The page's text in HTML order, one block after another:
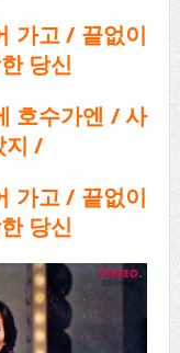
가고/ 끝없이
당신
호수가엔 /사
/
가고/ 끝없이
당신